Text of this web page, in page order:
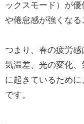
ックスモード）が
や倦怠感が強くなる
つまり、春の疲労感
気温差、光の変化
に起きているため
です。